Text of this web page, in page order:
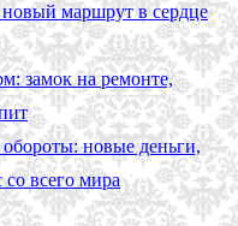
маршрут в сердце
замок на ремонте,
новые деньги,
всего мира